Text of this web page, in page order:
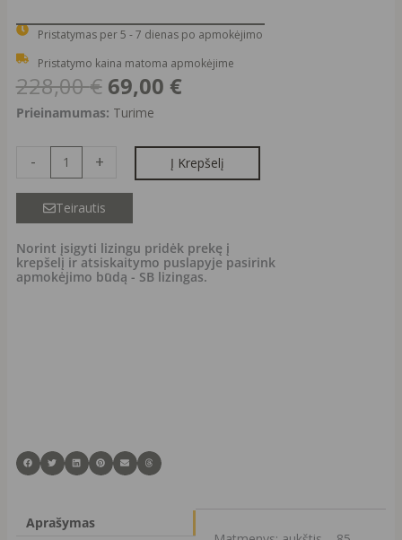
Pristatymas per 5 - 7 dienas po apmokėjimo
Pristatymo kaina matoma apmokėjime
228,00€ Original
price
228,00 €.
69,00 €Current
69,00 €.
Prieinamumas: Turime
-
produkto
tamsiai
pilka
+ Į Krepšelį
Teirautis
Norint įsigyti lizingu pridėk prekę į
krepšelį ir atsiskaitymo puslapyje pasirink
apmokėjimo būdą - SB lizingas.
Aprašymas